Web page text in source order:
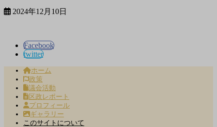
2024年12月10日
Facebook
twitter
ホーム
政策
議会活動
区政レポート
プロフィール
ギャラリー
このサイトについて